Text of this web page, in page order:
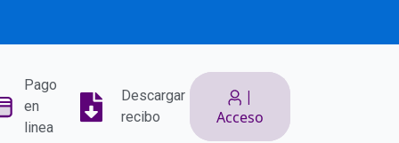
Pago
en
linea
Descargar
recibo
|
Acceso